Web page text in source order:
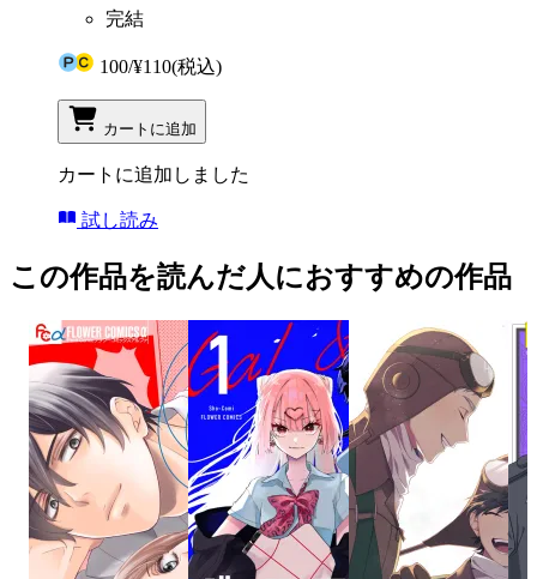
完結
100/¥110(税込)
カートに追加
カートに追加しました
試し読み
この作品を読んだ人におすすめの作品